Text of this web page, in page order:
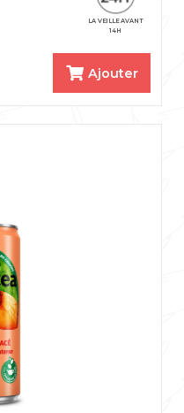
LA VEILLE AVANT
14H
Ajouter